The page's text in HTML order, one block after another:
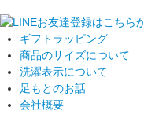
ギフトラッピング
商品のサイズについて
洗濯表示について
足もとのお話
会社概要